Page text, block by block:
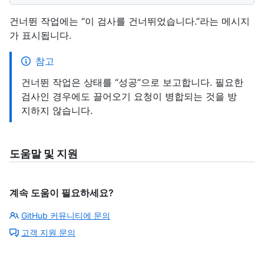
건너뛴 작업에는 “이 검사를 건너뛰었습니다.”라는 메시지
가 표시됩니다.
참고
건너뛴 작업은 상태를 “성공”으로 보고합니다. 필요한
검사인 경우에도 끌어오기 요청이 병합되는 것을 방
지하지 않습니다.
도움말 및 지원
계속 도움이 필요하세요?
GitHub 커뮤니티에 문의
고객 지원 문의